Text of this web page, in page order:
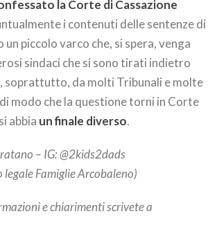
la Corte di Cassazione
i contenuti delle sentenze di
un piccolo varco che, si spera, venga
sindaci che si sono tirati indietro
soprattutto, da molti Tribunali e molte
modo che la questione torni in Corte
abbia un finale diverso.
– IG: @2kids2dads
legale Famiglie Arcobaleno)
e chiarimenti scrivete a